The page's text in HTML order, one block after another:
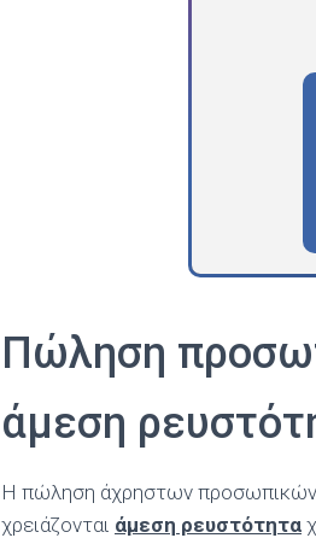
Πώληση
άμεση
Η πώληση άχρηστων προσωπικών
χρειάζονται άμεση ρευστότητα